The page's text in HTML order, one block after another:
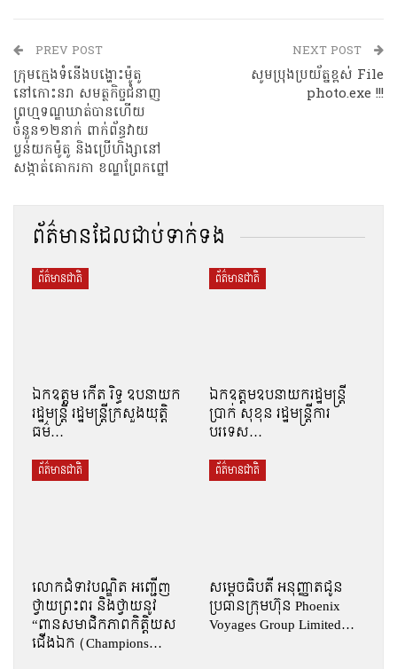
PREV POST
ក្រុមក្មេងទំនើងបង្ហោះម៉ូតូ
នៅកោះនរា សមត្ថកិច្ចជំនាញ
ព្រហ្មទណ្ឌឃាត់បានហើយ
ចំនួន១២នាក់ ពាក់ព័ន្ធវាយ
ប្លន់យកម៉ូតូ និងប្រើហិង្សានៅ
សង្កាត់គោករកា ខណ្ឌព្រែកព្នៅ
NEXT POST
សូមប្រុងប្រយ័ត្នខ្ពស់ File
photo.exe !!!
ព័ត៌មានដែលជាប់ទាក់ទង
ព័ត៌មានជាតិ
ឯកឧត្តម កើត រិទ្ធ ឧបនាយក
រដ្ឋមន្ត្រី រដ្ឋមន្ត្រីក្រសួងយុត្តិ
ធម៌…
ព័ត៌មានជាតិ
ឯកឧត្តមឧបនាយករដ្ឋមន្រ្តី
ប្រាក់ សុខុន រដ្ឋមន្រ្តីការ
បរទេស…
ព័ត៌មានជាតិ
លោកជំទាវបណ្ឌិត អញ្ជើញ
ថ្វាយព្រះពរ និងថ្វាយនូវ
“ពានសមាជិកភាពកិត្តិយស
ជើងឯក (Champions…
ព័ត៌មានជាតិ
សម្តេចធិបតី អនុញ្ញាតជូន
ប្រធានក្រុមហ៊ុន Phoenix
Voyages Group Limited…